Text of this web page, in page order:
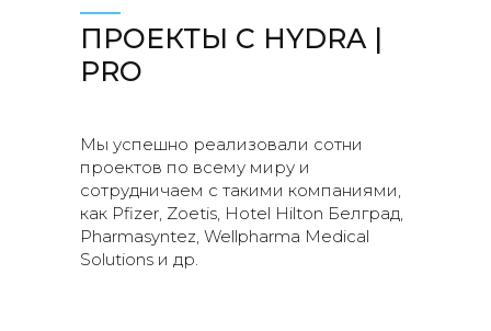
ПРОЕКТЫ С HYDRA |
PRO
Мы успешно реализовали сотни
проектов по всему миру и
сотрудничаем с такими компаниями,
как Pfizer, Zoetis, Hotel Hilton Белград,
Pharmasyntez, Wellpharma Medical
Solutions и др.